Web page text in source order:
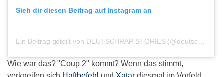
Sieh dir diesen Beitrag auf Instagram an
Wie war das? "Coup 2" kommt? Wenn das stimmt,
verkneifen sich Haftbefehl und Xatar diesmal im Vorfeld